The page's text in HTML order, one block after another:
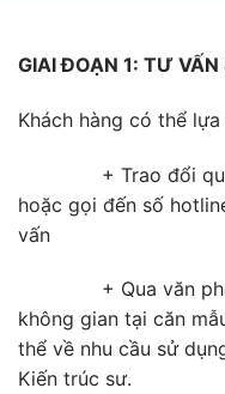
GIAI ĐOẠN 1: TƯ VẤN
Khách hàng có thể
+ Trao đổi qua
hoặc gọi đến số
vấn
+ Qua văn
không gian tại căn
thể về nhu cầu sử
Kiến trúc sư.